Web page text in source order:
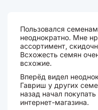
Пользовался
неоднократно. Мне
ассортимент,
Всхожесть семян
всхожие.
Вперёд видел
Гавриш у других
назад начал
интернет-магазина.